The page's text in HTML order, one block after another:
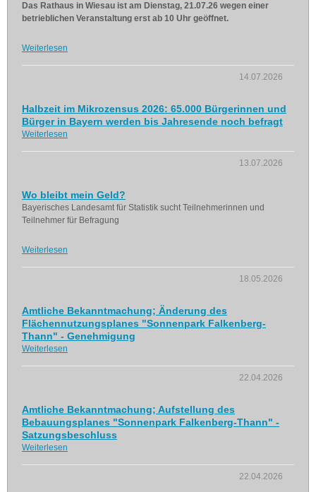
Das Rathaus in Wiesau ist am Dienstag, 21.07.26 wegen einer
betrieblichen Veranstaltung erst ab 10 Uhr geöffnet.
Weiterlesen
14.07.2026
Halbzeit im Mikrozensus 2026: 65.000 Bürgerinnen und
Bürger in Bayern werden bis Jahresende noch befragt
Weiterlesen
13.07.2026
Wo bleibt mein Geld?
Bayerisches Landesamt für Statistik sucht Teilnehmerinnen und
Teilnehmer für Befragung
Weiterlesen
18.05.2026
Amtliche Bekanntmachung; Änderung des
Flächennutzungsplanes "Sonnenpark Falkenberg-
Thann" - Genehmigung
Weiterlesen
22.04.2026
Amtliche Bekanntmachung; Aufstellung des
Bebauungsplanes "Sonnenpark Falkenberg-Thann" -
Satzungsbeschluss
Weiterlesen
22.04.2026